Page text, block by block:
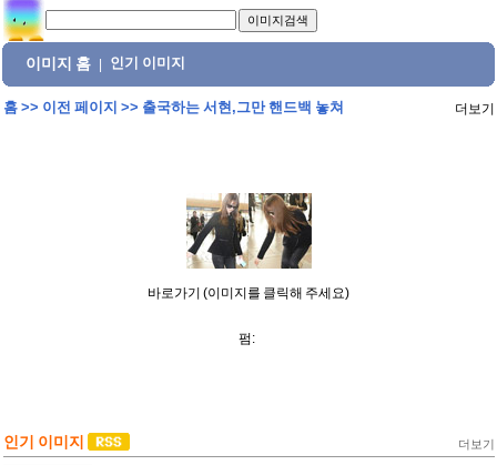
이미지 홈 인기 이미지
홈>> 이전 페이지 >> 출국하는 서현,그만 핸드백 놓쳐 더보기
바로가기 (이미지를 클릭해 주세요)
펌:
인기 이미지 더보기